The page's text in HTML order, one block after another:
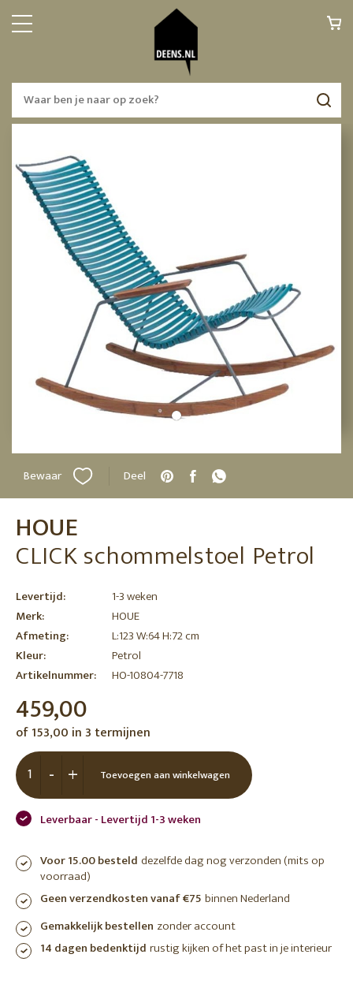
Bewaar Deel
HOUE
CLICK schommelstoel Petrol
Levertijd:
1-3 weken
Merk:
HOUE
Afmeting:
L:123 W:64 H:72 cm
Kleur:
Petrol
Artikelnummer:
HO-10804-7718
459,00
of 153,00 in 3 termijnen
+
- Toevoegen aan winkelwagen
Leverbaar - Levertijd 1-3 weken
Voor 15.00 besteld dezelfde dag nog verzonden (mits op
voorraad)
Geen verzendkosten vanaf €75 binnen Nederland
Gemakkelijk bestellen zonder account
14 dagen bedenktijd rustig kijken of het past in je interieur